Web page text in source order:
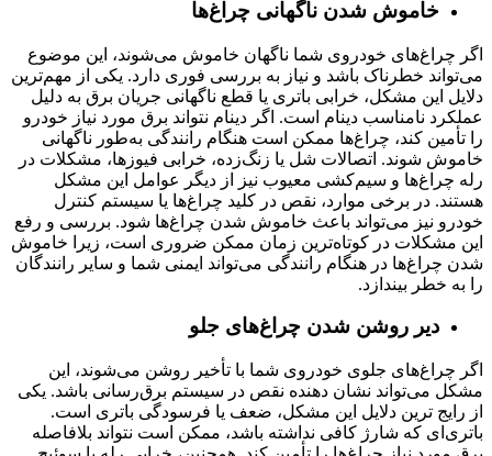
خاموش شدن ناگهانی چراغ‌ها
اگر چراغ‌های خودروی شما ناگهان خاموش می‌شوند، این موضوع
می‌تواند خطرناک باشد و نیاز به بررسی فوری دارد. یکی از مهم‌ترین
دلایل این مشکل، خرابی باتری یا قطع ناگهانی جریان برق به دلیل
عملکرد نامناسب دینام است. اگر دینام نتواند برق مورد نیاز خودرو
را تأمین کند، چراغ‌ها ممکن است هنگام رانندگی به‌طور ناگهانی
خاموش شوند. اتصالات شل یا زنگ‌زده، خرابی فیوزها، مشکلات در
رله چراغ‌ها و سیم‌کشی معیوب نیز از دیگر عوامل این مشکل
هستند. در برخی موارد، نقص در کلید چراغ‌ها یا سیستم کنترل
خودرو نیز می‌تواند باعث خاموش شدن چراغ‌ها شود. بررسی و رفع
این مشکلات در کوتاه‌ترین زمان ممکن ضروری است، زیرا خاموش
شدن چراغ‌ها در هنگام رانندگی می‌تواند ایمنی شما و سایر رانندگان
را به خطر بیندازد.
دیر روشن شدن چراغ‌های جلو
اگر چراغ‌های جلوی خودروی شما با تأخیر روشن می‌شوند، این
مشکل می‌تواند نشان‌ دهنده نقص در سیستم برق‌رسانی باشد. یکی
از رایج‌ ترین دلایل این مشکل، ضعف یا فرسودگی باتری است.
باتری‌ای که شارژ کافی نداشته باشد، ممکن است نتواند بلافاصله